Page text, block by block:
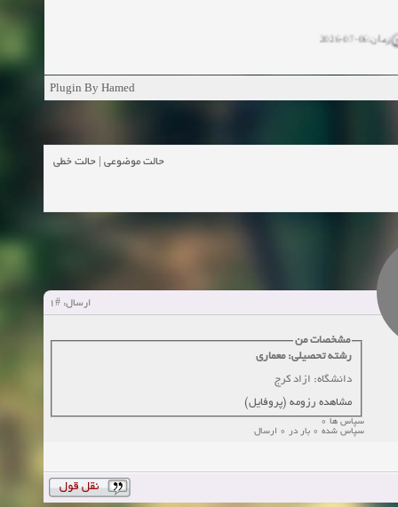
04-2025
زمان:11-11-2024
زمان:10-28-2024
زمان:10-13-2024
زمان:10-11-2024
Plugin By Hamed
حالت موضوعی حالت خطی
ارسال: #1
مشخصات من
رشته تحصیلی: معماری
دانشگاه: ازاد کرج
مشاهده رزومه (پروفایل)
سپاس ها 0
سپاس شده 0 بار در 0 ارسال